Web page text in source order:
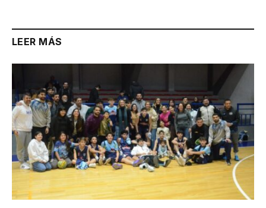
LEER MÁS